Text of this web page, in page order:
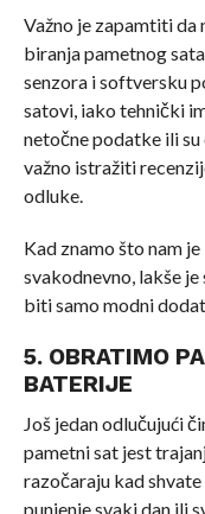
Važno je zapamtiti da
biranja pametnog
senzora i softversku
satovi, iako tehnički
netočne podatke ili
važno istražiti
odluke.
Kad znamo što nam
svakodnevno, lakše
biti samo modni
5. OBRATIMO
BATERIJE
Još jedan odlučujući
pametni sat jest
razočaraju kad
punjenje svaki dan ili